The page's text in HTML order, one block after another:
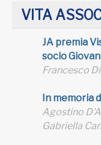
VITA
JA premia
socio
Francesco
In memoria
Agostino
Gabriella